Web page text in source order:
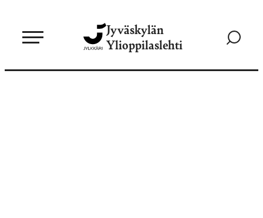
sisältöön
Jyväskylän
Ylioppilaslehti
Siirry